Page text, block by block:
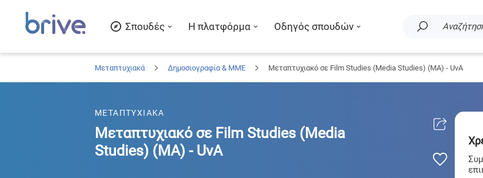
Σπουδές Η πλατφόρμα Οδηγός σπουδών
Μεταπτυχιακά Δημοσιογραφία & ΜΜΕ Μεταπτυχιακό σε Film Studies (Media Studies) (MA) - UvA
ΜΕΤΑΠΤΥΧΙΑΚΑ
Μεταπτυχιακό σε Film Studies (Media
Studies) (MA) - UvA